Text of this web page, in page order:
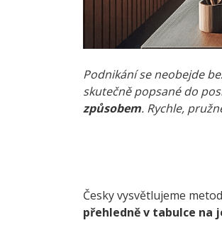
Podnikání se neobejde
skutečně popsané do
způsobem. Rychle,
Česky vysvětlujeme
přehledně v tabulce na